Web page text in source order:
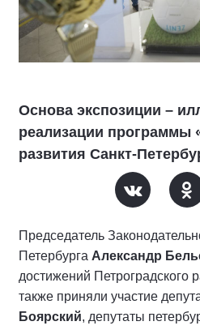
Основа экспозиции –
реализации программы
развития Санкт-
Председатель
Петербурга Александр
достижений Петроградского
также приняли участие
Боярский, депутаты